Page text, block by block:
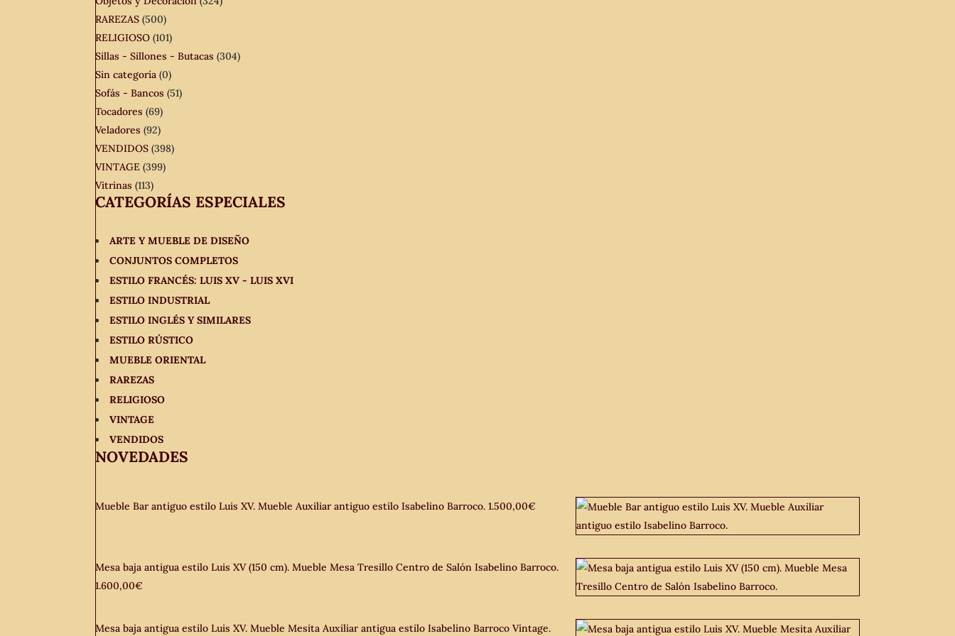
RAREZAS (500)
RELIGIOSO (101)
Sillas - Sillones - Butacas (304)
Sin categoría (0)
Sofás - Bancos (51)
Tocadores (69)
Veladores (92)
VENDIDOS (398)
VINTAGE (399)
Vitrinas (113)
CATEGORÍAS ESPECIALES
ARTE Y MUEBLE DE DISEÑO
CONJUNTOS COMPLETOS
ESTILO FRANCÉS: LUIS XV - LUIS XVI
ESTILO INDUSTRIAL
ESTILO INGLÉS Y SIMILARES
ESTILO RÚSTICO
MUEBLE ORIENTAL
RAREZAS
RELIGIOSO
VINTAGE
VENDIDOS
NOVEDADES
Mueble Bar antiguo estilo Luis XV. Mueble Auxiliar antiguo estilo Isabelino Barroco. 1.500,00€
Mesa baja antigua estilo Luis XV (150 cm). Mueble Mesa Tresillo Centro de Salón Isabelino Barroco.
1.600,00€
Mesa baja antigua estilo Luis XV. Mueble Mesita Auxiliar antigua estilo Isabelino Barroco Vintage.